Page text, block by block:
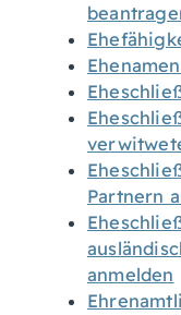
Partnern
anmelden